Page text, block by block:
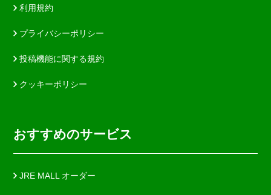
利用規約
プライバシーポリシー
投稿機能に関する規約
クッキーポリシー
おすすめのサービス
JRE MALL オーダー